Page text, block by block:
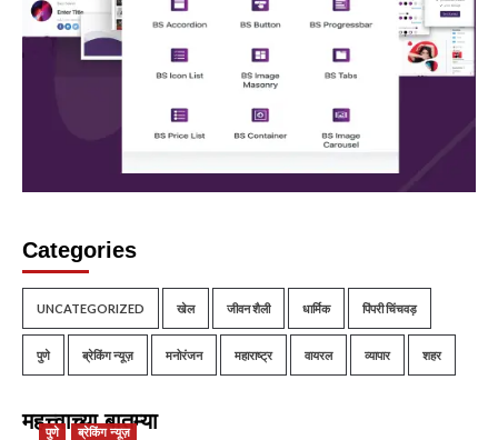
Categories
UNCATEGORIZED खेल जीवन शैली धार्मिक पिंपरी चिंचवड़
पुणे ब्रेकिंग न्यूज़ मनोरंजन महाराष्ट्र वायरल व्यापार शहर
महत्त्वाच्या बातम्या
पुणे ब्रेकिंग न्यूज़